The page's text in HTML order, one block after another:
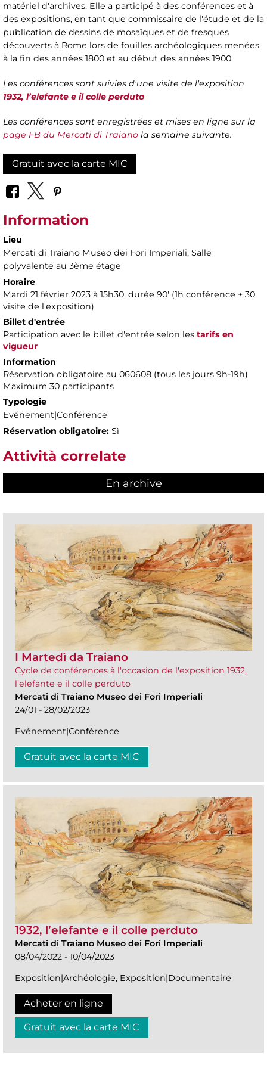
matériel d'archives. Elle a participé à des conférences et à
des expositions, en tant que commissaire de l'étude et de la
publication de dessins de mosaïques et de fresques
découverts à Rome lors de fouilles archéologiques menées
à la fin des années 1800 et au début des années 1900.
Les conférences sont suivies d'une visite de l'exposition
1932, l’elefante e il colle perduto
Les conférences sont enregistrées et mises en ligne sur la
page FB du Mercati di Traiano la semaine suivante.
Gratuit avec la carte MIC
Information
Lieu
Mercati di Traiano Museo dei Fori Imperiali, Salle
polyvalente au 3ème étage
Horaire
Mardi 21 février 2023 à 15h30, durée 90' ​​(1h conférence + 30'
visite de l'exposition)
Billet d'entrée
Participation avec le billet d'entrée selon les tarifs en
vigueur
Information
Réservation obligatoire au 060608 (tous les jours 9h-19h)
Maximum 30 participants
Typologie
Evénement|Conférence
Réservation obligatoire: Sì
Attività correlate
En archive
I Martedì da Traiano
Cycle de conférences à l'occasion de l'exposition 1932,
l’elefante e il colle perduto
Mercati di Traiano Museo dei Fori Imperiali
24/01 - 28/02/2023
Evénement|Conférence
Gratuit avec la carte MIC
1932, l’elefante e il colle perduto
Mercati di Traiano Museo dei Fori Imperiali
08/04/2022 - 10/04/2023
Exposition|Archéologie, Exposition|Documentaire
Acheter en ligne
Gratuit avec la carte MIC